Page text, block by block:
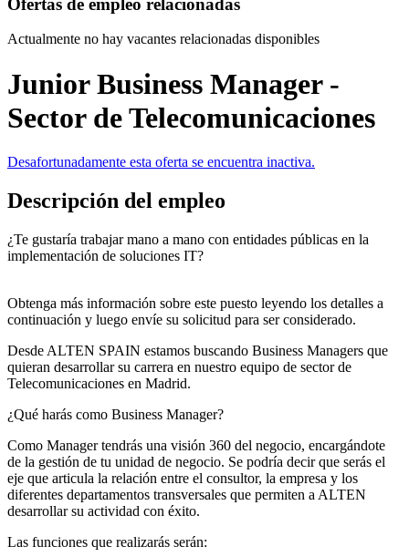
Actualmente no hay vacantes relacionadas disponibles
Junior Business Manager -
Sector de Telecomunicaciones
Desafortunadamente esta oferta se encuentra inactiva.
Descripción del empleo
¿Te gustaría trabajar mano a mano con entidades públicas en la
implementación de soluciones IT?
Obtenga más información sobre este puesto leyendo los detalles a
continuación y luego envíe su solicitud para ser considerado.
Desde ALTEN SPAIN estamos buscando Business Managers que
quieran desarrollar su carrera en nuestro equipo de sector de
Telecomunicaciones en Madrid.
¿Qué harás como Business Manager?
Como Manager tendrás una visión 360 del negocio, encargándote
de la gestión de tu unidad de negocio. Se podría decir que serás el
eje que articula la relación entre el consultor, la empresa y los
diferentes departamentos transversales que permiten a ALTEN
desarrollar su actividad con éxito.
Las funciones que realizarás serán: